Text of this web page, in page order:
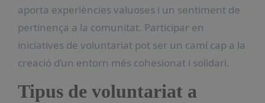
aporta experiències valuoses i un sentiment de
pertinença a la comunitat. Participar en
iniciatives de voluntariat pot ser un camí cap a la
creació d’un entorn més cohesionat i solidari.
Tipus de voluntariat a